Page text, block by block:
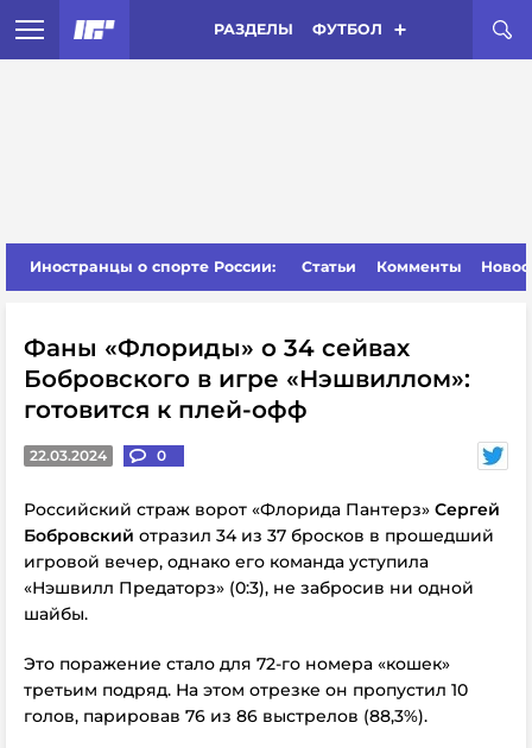
РАЗДЕЛЫ ФУТБОЛ
Иностранцы о спорте России: Статьи Комменты
Фаны «Флориды» о 34 сейвах
Бобровского в игре «Нэшвиллом»:
готовится к плей-офф
22.03.2024 0
Российский страж ворот «Флорида Пантерз» Сергей
Бобровский отразил 34 из 37 бросков в прошедший
игровой вечер, однако его команда уступила
«Нэшвилл Предаторз» (0:3), не забросив ни одной
шайбы.
Это поражение стало для 72-го номера «кошек»
третьим подряд. На этом отрезке он пропустил 10
голов, парировав 76 из 86 выстрелов (88,3%).